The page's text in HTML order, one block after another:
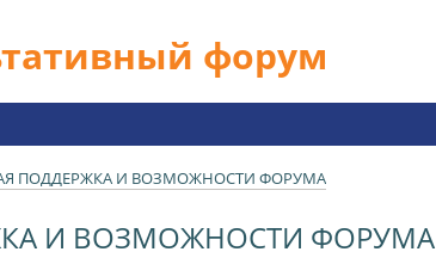
форум
ПОДДЕРЖКА И ВОЗМОЖНОСТИ ФОРУМА
И ВОЗМОЖНОСТИ ФОРУМА